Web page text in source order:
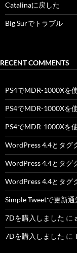
Catalinaに戻した
Big Surでトラブル
RECENT COMMENTS
PS4でMDR-1000Xを
PS4でMDR-1000Xを
PS4でMDR-1000Xを
WordPress 4.4とタグ
WordPress 4.4とタグ
WordPress 4.4とタグ
Simple Tweetで更新通
7Dを購入しました に
7Dを購入しました に